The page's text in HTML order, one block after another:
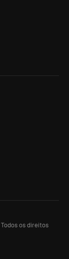
Todos os direitos